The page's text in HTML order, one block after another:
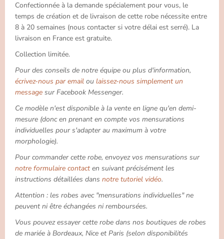
Confectionnée à la demande spécialement pour vous, le
temps de création et de livraison de cette robe nécessite entre
8 à 20 semaines (nous contacter si votre délai est serré). La
livraison en France est gratuite.
Collection limitée.
Pour des conseils de notre équipe ou plus d'information,
écrivez-nous par email ou laissez-nous simplement un
message sur Facebook Messenger.
Ce modèle n'est disponible à la vente en ligne qu'en demi-
mesure (donc en prenant en compte vos mensurations
individuelles pour s'adapter au maximum à votre
morphologie).
Pour commander cette robe, envoyez vos mensurations sur
notre formulaire contact en suivant précisément les
instructions détaillées dans notre tutoriel vidéo.
Attention : les robes avec "mensurations individuelles" ne
peuvent ni être échangées ni remboursées.
Vous pouvez essayer cette robe dans nos boutiques de robes
de mariée à Bordeaux, Nice et Paris (selon disponibilités